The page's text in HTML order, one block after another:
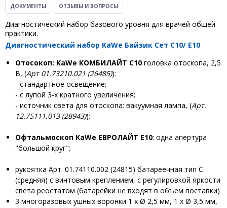
ДОКУМЕНТЫ ОТЗЫВЫ И ВОПРОСЫ
Диагностический набор базового уровня для врачей общей
практики.
Диагностический набор KaWe Байзик Сет С10/ E10
Отосокоп: KaWe КОМБИЛАЙТ C10 головка отоскопа, 2,5
В, (Арт 01.73210.021 (26485)):
- стандартное освещение;
- с лупой 3-х кратного увеличения;
- источник света для отоскопа: вакуумная лампа, (Арт.
12.75111.013 (28943));
Офтальмоскоп KaWe ЕВРОЛАЙТ Е10: одна апертура
"большой круг";
рукоятка Арт. 01.74110.002 (24815) батареечная тип C
(средняя) с винтовым креплением, с регулировкой яркости
света реостатом (батарейки не входят в объем поставки)
3 многоразовых ушных воронки 1 x Ø 2,5 мм, 1 x Ø 3,5 мм,